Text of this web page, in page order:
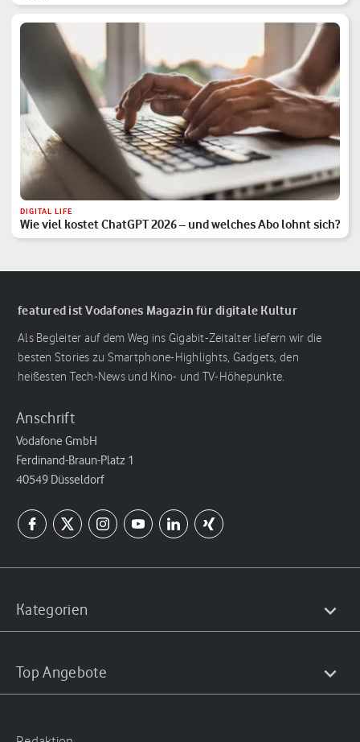
DIGITAL LIFE
Wie viel kostet ChatGPT 2026 – und welches Abo lohnt sich?
featured ist Vodafones Magazin für digitale Kultur
Als Begleiter auf dem Weg ins Gigabit-Zeitalter liefern wir die
besten Stories zu Smartphone-Highlights, Gadgets, den
heißesten Tech-News und Kino- und TV-Höhepunkte.
Anschrift
Vodafone GmbH
Ferdinand-Braun-Platz 1
40549 Düsseldorf
Kategorien
Top Angebote